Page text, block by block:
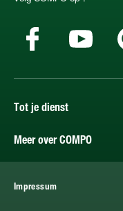
Tot je dienst
Meer over COMPO
Impressum